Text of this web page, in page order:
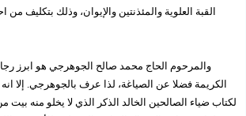
القبة العلوية والمئذنتين والإيوان، وذلك بتكليف
والمرحوم الحاج محمد صالح الجوهرجي هو ابرز
الكريمة فضلا عن الصياغة، لذا عرف بالجوهرجي. إلا
لكتاب ضياء الصالحين الخالد الذكر الذي لا يخلو منه